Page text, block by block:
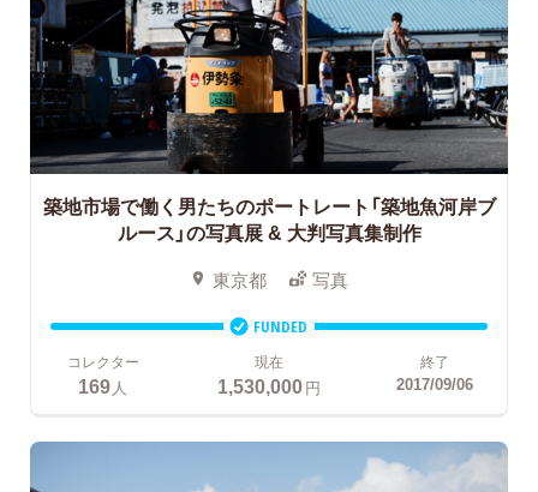
築地市場で働く男たちのポートレート「築地魚河岸ブ
ルース」の写真展 & 大判写真集制作
東京都 写真
FUNDED
コレクター
169人
現在
1,530,000円
終了
2017/09/06